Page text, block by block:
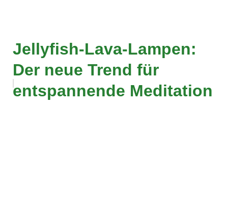
Jellyfish-Lava-Lampen:
Der neue Trend für
entspannende Meditation